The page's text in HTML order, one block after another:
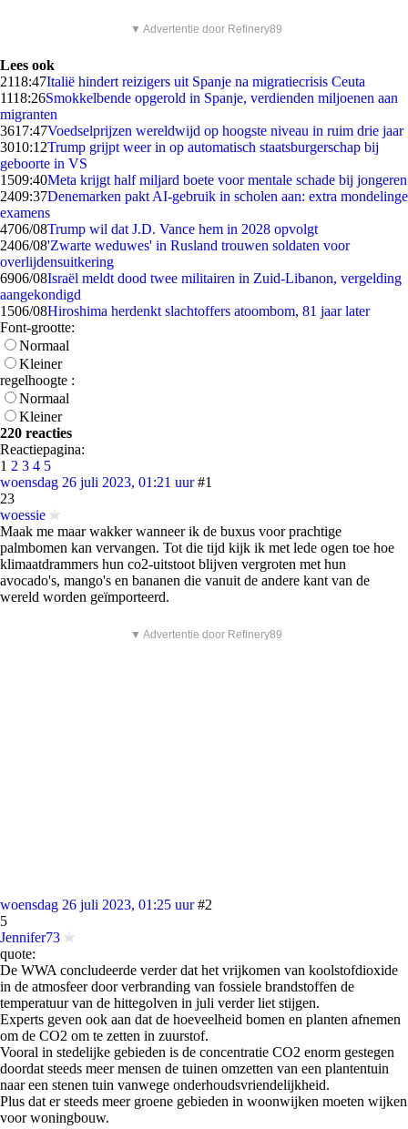
▼ Advertentie door Refinery89
Lees ook
2118:47Italië hindert reizigers uit Spanje na migratiecrisis Ceuta
1118:26Smokkelbende opgerold in Spanje, verdienden miljoenen aan
migranten
3617:47Voedselprijzen wereldwijd op hoogste niveau in ruim drie jaar
3010:12Trump grijpt weer in op automatisch staatsburgerschap bij
geboorte in VS
1509:40Meta krijgt half miljard boete voor mentale schade bij jongeren
2409:37Denemarken pakt AI-gebruik in scholen aan: extra mondelinge
examens
4706/08Trump wil dat J.D. Vance hem in 2028 opvolgt
2406/08'Zwarte weduwes' in Rusland trouwen soldaten voor
overlijdensuitkering
6906/08Israël meldt dood twee militairen in Zuid-Libanon, vergelding
aangekondigd
1506/08Hiroshima herdenkt slachtoffers atoombom, 81 jaar later
Font-grootte:
Normaal
Kleiner
regelhoogte :
Normaal
Kleiner
220 reacties
Reactiepagina:
1 2 3 4 5
woensdag 26 juli 2023, 01:21 uur #1
23
woessie
Maak me maar wakker wanneer ik de buxus voor prachtige
palmbomen kan vervangen. Tot die tijd kijk ik met lede ogen toe hoe
klimaatdrammers hun co2-uitstoot blijven vergroten met hun
avocado's, mango's en bananen die vanuit de andere kant van de
wereld worden geïmporteerd.
▼ Advertentie door Refinery89
woensdag 26 juli 2023, 01:25 uur #2
5
Jennifer73
quote:
De WWA concludeerde verder dat het vrijkomen van koolstofdioxide
in de atmosfeer door verbranding van fossiele brandstoffen de
temperatuur van de hittegolven in juli verder liet stijgen.
Experts geven ook aan dat de hoeveelheid bomen en planten afnemen
om de CO2 om te zetten in zuurstof.
Vooral in stedelijke gebieden is de concentratie CO2 enorm gestegen
doordat steeds meer mensen de tuinen omzetten van een plantentuin
naar een stenen tuin vanwege onderhoudsvriendelijkheid.
Plus dat er steeds meer groene gebieden in woonwijken moeten wijken
voor woningbouw.